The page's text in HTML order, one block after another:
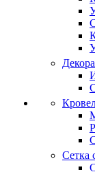
Сетка